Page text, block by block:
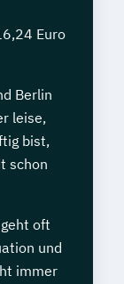
Euro
Berlin
leise,
bist,
schon
oft
und
immer